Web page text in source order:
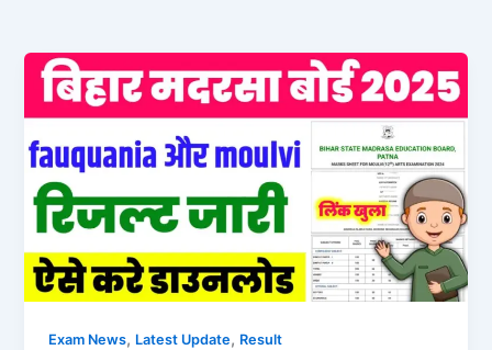
Exam News, Latest Update, Result